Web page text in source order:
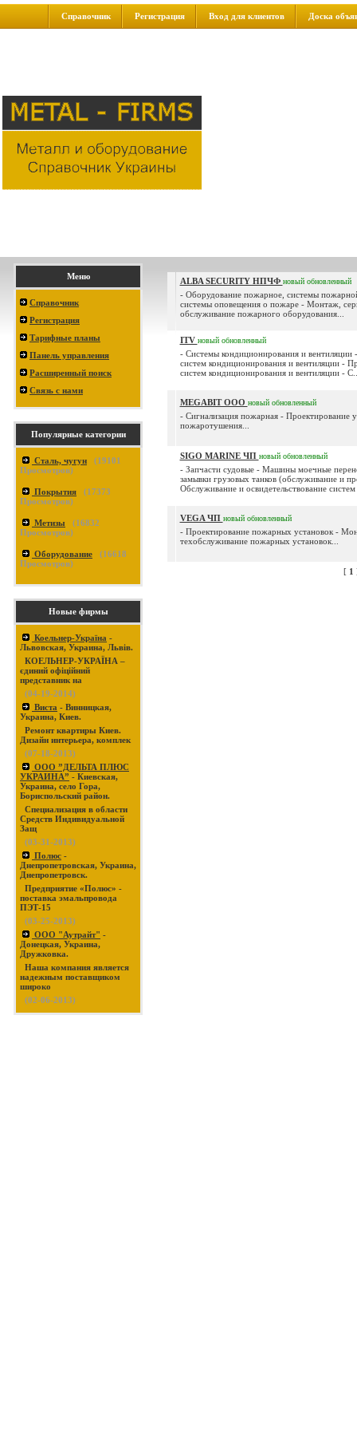
Справочник Регистрация Вход для клиентов Доска
Меню
Справочник
Регистрация
Тарифные планы
Панель управления
Расширенный поиск
Связь с нами
Популярные категории
Сталь, чугун (19101
Просмотров)
Покрытия (17373
Просмотров)
Метизы (16832
Просмотров)
Оборудование (16618
Просмотров)
Новые фирмы
Коельнер-Україна -
Львовская, Украина, Львів.
КОЕЛЬНЕР-УКРАЇНА –
єдиний офіційний
представник на
(04-19-2014)
Виста - Винницкая,
Украина, Киев.
Ремонт квартиры Киев.
Дизайн интерьера, комплек
(07-18-2013)
ООО ”ДЕЛЬТА ПЛЮС
УКРАИНА” - Киевская,
Украина, село Гора,
Бориспольский район.
Специализация в области
Средств Индивидуальной
Защ
(03-31-2013)
Полюс -
Днепропетровская, Украина,
Днепропетровск.
Предприятие «Полюс» -
поставка эмальпровода
ПЭТ-15
(03-25-2013)
ООО "Аутрайт" -
Донецкая, Украина,
Дружковка.
Наша компания является
надежным поставщиком
широко
(02-06-2013)
ALBA SECURITY НПЧФ новый обновленный
- Оборудование пожарное, системы
системы оповещения о пожаре - Монтаж,
обслуживание пожарного оборудования...
ITV новый обновленный
- Системы кондиционирования и вентиляции
систем кондиционирования и вентиляции -
систем кондиционирования и вентиляции -
MEGABIT ООО новый обновленный
- Сигнализация пожарная - Проектирование
пожаротушения...
SIGO MARINE ЧП новый обновленный
- Запчасти судовые - Машины моечные
замывки грузовых танков (обслуживание и
Обслуживание и освидетельствование
VEGA ЧП новый обновленный
- Проектирование пожарных установок -
техобслуживание пожарных установок...
[ 1